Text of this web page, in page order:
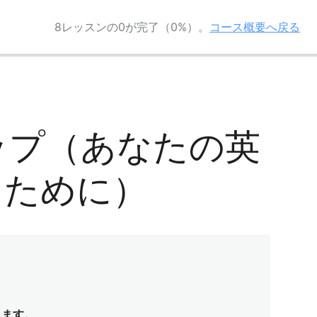
8レッスンの0が完了（0%）。 コース概要へ戻る
（あなたの英
めに）